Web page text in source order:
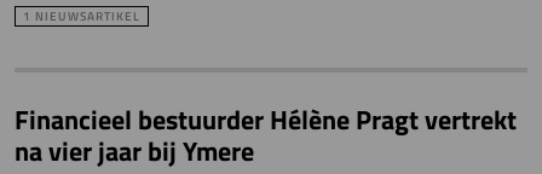
1 NIEUWSARTIKEL
Financieel bestuurder Hélène Pragt vertrekt
na vier jaar bij Ymere